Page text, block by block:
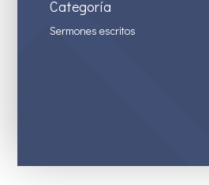
Categoría
Sermones escritos